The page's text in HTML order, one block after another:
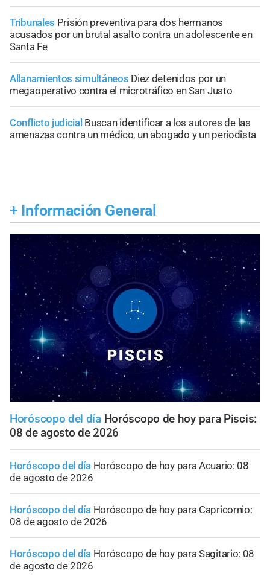
Tribunales Prisión preventiva para dos hermanos
acusados por un brutal asalto contra un adolescente en
Santa Fe
Allanamientos simultáneos Diez detenidos por un
megaoperativo contra el microtráfico en San Justo
Conflicto judicial Buscan identificar a los autores de las
amenazas contra un médico, un abogado y un periodista
+ Información General
Horóscopo del día Horóscopo de hoy para Piscis:
08 de agosto de 2026
Horóscopo del día Horóscopo de hoy para Acuario: 08
de agosto de 2026
Horóscopo del día Horóscopo de hoy para Capricornio:
08 de agosto de 2026
Horóscopo del día Horóscopo de hoy para Sagitario: 08
de agosto de 2026